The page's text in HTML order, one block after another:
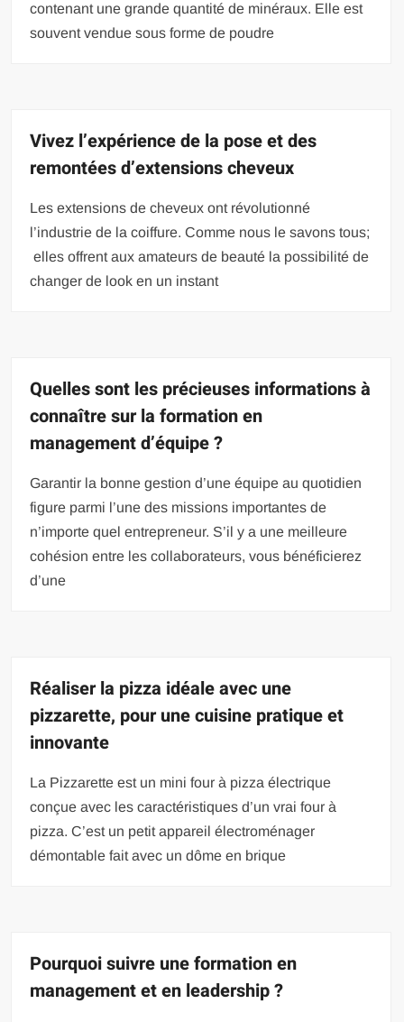
contenant une grande quantité de minéraux. Elle est
souvent vendue sous forme de poudre
Vivez l’expérience de la pose et des
remontées d’extensions cheveux
Les extensions de cheveux ont révolutionné
l’industrie de la coiffure. Comme nous le savons tous;
elles offrent aux amateurs de beauté la possibilité de
changer de look en un instant
Quelles sont les précieuses informations à
connaître sur la formation en
management d’équipe ?
Garantir la bonne gestion d’une équipe au quotidien
figure parmi l’une des missions importantes de
n’importe quel entrepreneur. S’il y a une meilleure
cohésion entre les collaborateurs, vous bénéficierez
d’une
Réaliser la pizza idéale avec une
pizzarette, pour une cuisine pratique et
innovante
La Pizzarette est un mini four à pizza électrique
conçue avec les caractéristiques d’un vrai four à
pizza. C’est un petit appareil électroménager
démontable fait avec un dôme en brique
Pourquoi suivre une formation en
management et en leadership ?